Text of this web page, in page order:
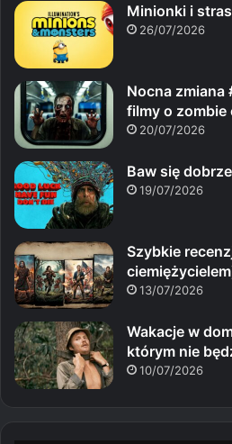
Minionki i
26/07/2026
Nocna zmiana
filmy o
20/07/2026
Baw się
19/07/2026
Szybkie
13/07/2026
Wakacje w
którym nie
10/07/2026